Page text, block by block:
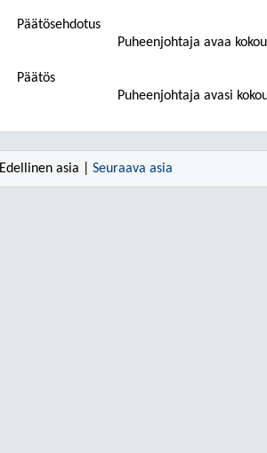
Päätösehdotus
Puheenjohtaja avaa
Päätös
Puheenjohtaja avasi
Edellinen asia | Seuraava asia